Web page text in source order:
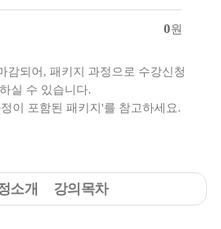
0원
감되어, 패키지 과정으로 수강신청
하실 수 있습니다.
이 포함된 패키지'를 참고하세요.
소개 강의목차